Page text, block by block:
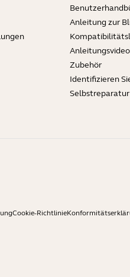
Anleitung zur
Zubehör
Identifizieren
Selbstreparatur
Cookie-Richtlinie